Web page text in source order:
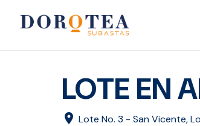
LOTE EN
location_on Lote No. 3 - San Vicente,